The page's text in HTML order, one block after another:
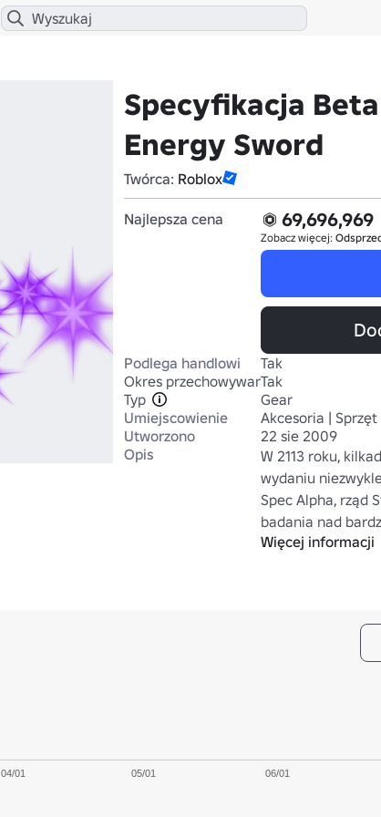
Specyfikacja
Energy Sword
Twórca: Roblox
Najlepsza cena 69,696,969
Zobacz więcej:
Podlega handlowi
Tak
Okres przechowywania
Tak
Typ
Gear
Umiejscowienie
Akcesoria | Sprzęt
Utworzono
22 sie 2009
Opis
W 2113 roku,
wydaniu
Spec Alpha, rząd
badania nad
Przełomem było
wyprodukowanych.
Więcej informacji
04/01 05/01 06/01